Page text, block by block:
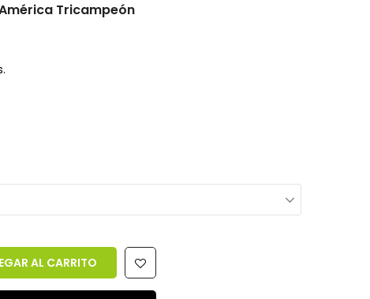
Tricampeón
AL CARRITO